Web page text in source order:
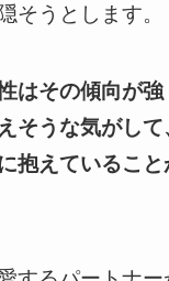
そうとします。
はその傾向が強
そうな気がし
抱えているこ